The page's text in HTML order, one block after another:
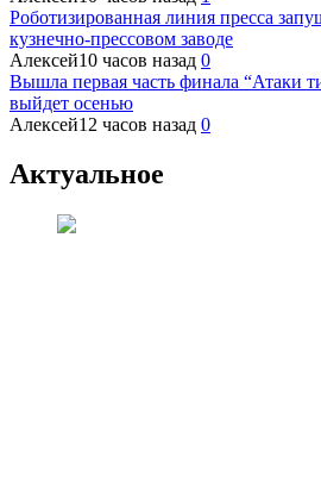
Роботизированная линия пресса
кузнечно-прессовом заводе
Алексей10 часов назад 0
Вышла первая часть финала “Атаки
выйдет осенью
Алексей12 часов назад 0
Актуальное